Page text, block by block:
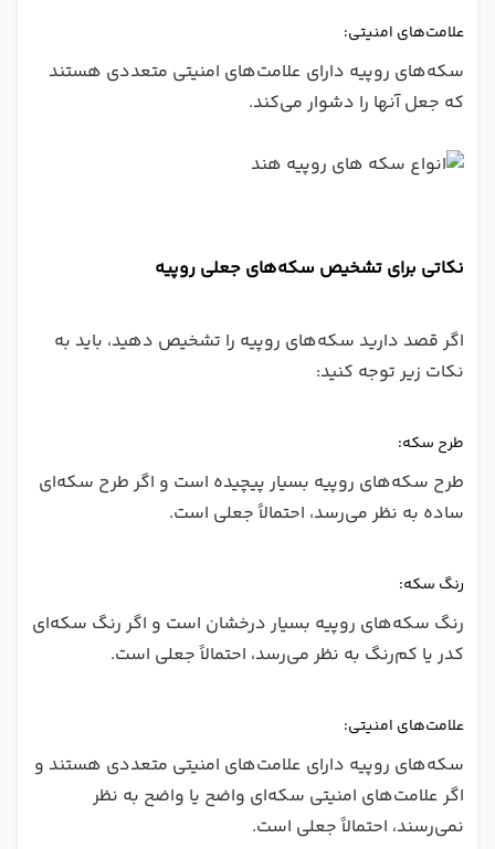
علامت‌های امنیتی:
سکه‌های روپیه دارای علامت‌های امنیتی متعددی هستند
که جعل آنها را دشوار می‌کند.
نکاتی برای تشخیص سکه‌های جعلی روپیه
اگر قصد دارید سکه‌های روپیه را تشخیص دهید، باید به
نکات زیر توجه کنید:
طرح سکه:
طرح سکه‌های روپیه بسیار پیچیده است و اگر طرح سکه‌ای
ساده به نظر می‌رسد، احتمالاً جعلی است.
رنگ سکه:
رنگ سکه‌های روپیه بسیار درخشان است و اگر رنگ سکه‌ای
کدر یا کم‌رنگ به نظر می‌رسد، احتمالاً جعلی است.
علامت‌های امنیتی:
سکه‌های روپیه دارای علامت‌های امنیتی متعددی هستند و
اگر علامت‌های امنیتی سکه‌ای واضح یا واضح به نظر
نمی‌رسند، احتمالاً جعلی است.